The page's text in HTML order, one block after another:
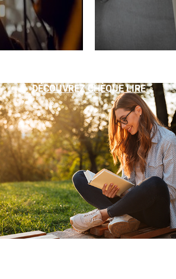
DÉCOUVREZ CHÈQUE LIRE